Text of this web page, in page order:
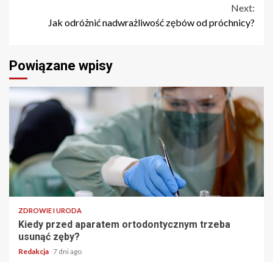
Next:
Jak odróżnić nadwrażliwość zębów od próchnicy?
Powiązane wpisy
ZDROWIE I URODA
Kiedy przed aparatem ortodontycznym trzeba
usunąć zęby?
Redakcja 7 dni ago